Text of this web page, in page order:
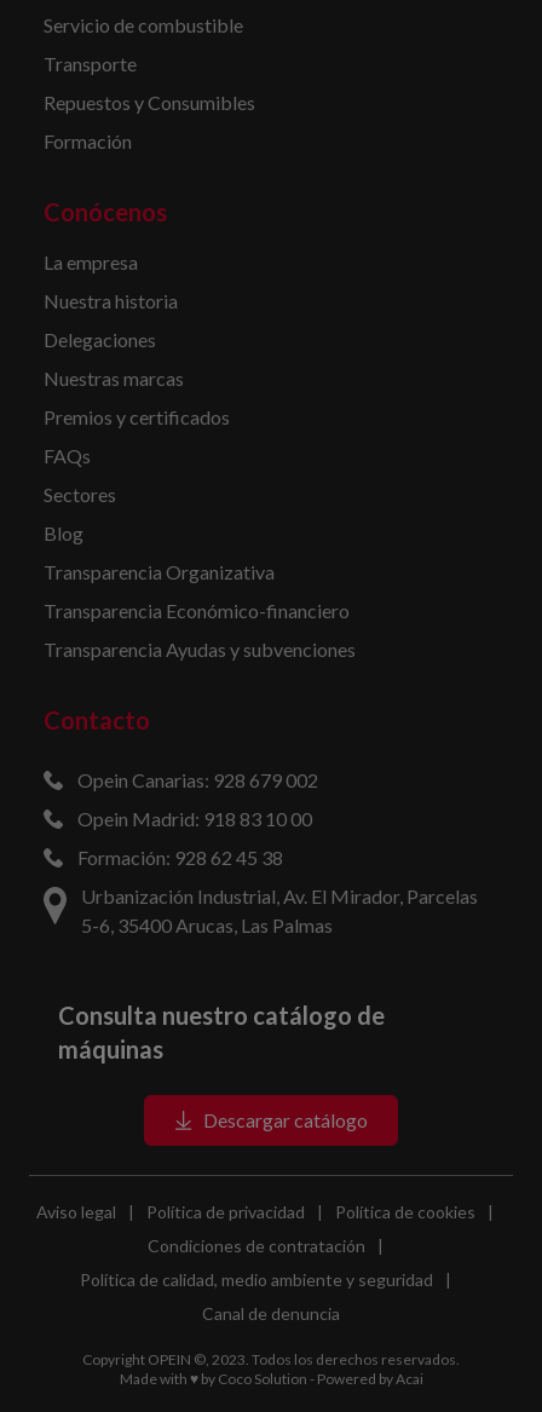
Servicio de combustible
Transporte
Repuestos y Consumibles
Formación
Conócenos
La empresa
Nuestra historia
Delegaciones
Nuestras marcas
Premios y certificados
FAQs
Sectores
Blog
Transparencia Organizativa
Transparencia Económico-financiero
Transparencia Ayudas y subvenciones
Contacto
Opein Canarias: 928 679 002
Opein Madrid: 918 83 10 00
Formación: 928 62 45 38
Urbanización Industrial, Av. El Mirador, Parcelas
5-6, 35400 Arucas, Las Palmas
Consulta nuestro catálogo de
máquinas
Descargar catálogo
Aviso legal | Política de privacidad | Política de cookies
|
Condiciones de contratación
|
Política de calidad, medio ambiente y seguridad
|
Canal de denuncia
Copyright OPEIN ©, 2023. Todos los derechos reservados.
Made with ♥ by Coco Solution - Powered byAcai